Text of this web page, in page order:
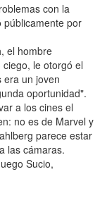
con la
públicamente por
el hombre
le otorgó el
era un joven
oportunidad".
a los cines el
no es de Marvel y
parece estar
las cámaras.
Sucio,